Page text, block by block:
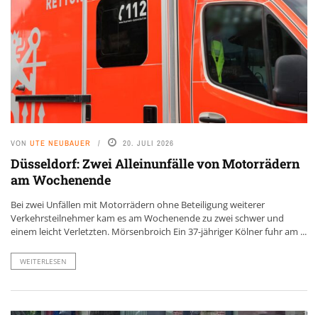
VON UTE NEUBAUER 20. JULI 2026
Düsseldorf: Zwei Alleinunfälle von Motorrädern
am Wochenende
Bei zwei Unfällen mit Motorrädern ohne Beteiligung weiterer
Verkehrsteilnehmer kam es am Wochenende zu zwei schwer und
einem leicht Verletzten. Mörsenbroich Ein 37-jähriger Kölner fuhr am ...
WEITERLESEN